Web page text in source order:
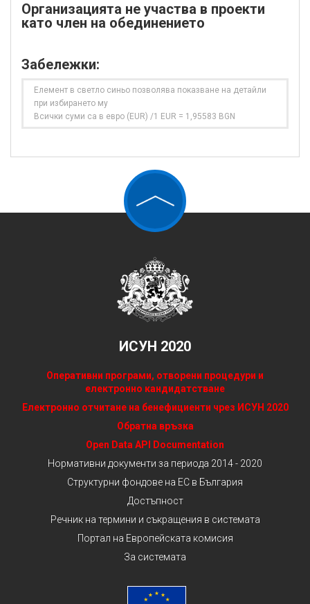
Организацията не участва в проекти
като член на обединението
Забележки:
Елемент в светло синьо позволява показване на детайли
при избирането му
Всички суми са в евро (EUR) /1 EUR = 1,95583 BGN
ИСУН 2020
Оперативни програми, отворени процедури и
електронно кандидатстване
Електронно отчитане на бенефициенти чрез ИСУН 2020
Обратна връзка
Open Data API Documentation
Нормативни документи за периода 2014 - 2020
Структурни фондове на ЕС в България
Достъпност
Речник на термини и съкращения в системата
Портал на Европейската комисия
За системата